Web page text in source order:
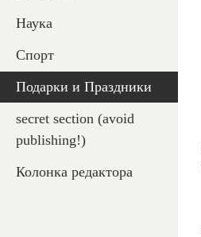
Наука
Спорт
Подарки и Праздники
secret section (avoid
publishing!)
Колонка редактора